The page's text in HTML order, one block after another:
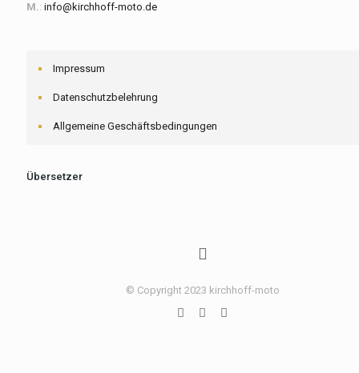
M.: info@kirchhoff-moto.de
Impressum
Datenschutzbelehrung
Allgemeine Geschäftsbedingungen
Übersetzer
© Copyright 2023 kirchhoff-moto